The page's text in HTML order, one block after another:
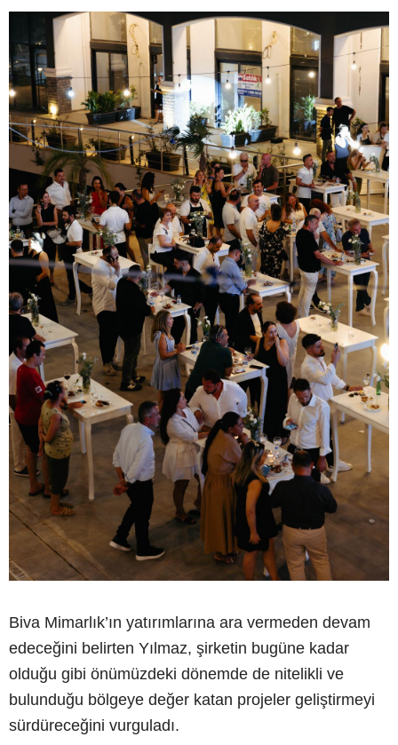
Biva Mimarlık’ın yatırımlarına ara vermeden devam
edeceğini belirten Yılmaz, şirketin bugüne kadar
olduğu gibi önümüzdeki dönemde de nitelikli ve
bulunduğu bölgeye değer katan projeler geliştirmeyi
sürdüreceğini vurguladı.